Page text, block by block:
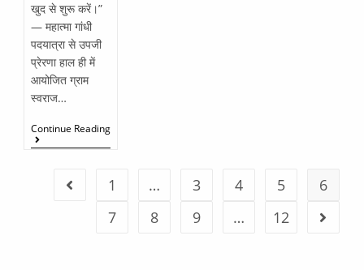
खुद से शुरू करें।”
— महात्मा गांधी
पदयात्रा से उपजी
प्रेरणा हाल ही में
आयोजित ग्राम
स्वराज…
Continue Reading
1 … 3 4 5
6
7
8 9 … 12